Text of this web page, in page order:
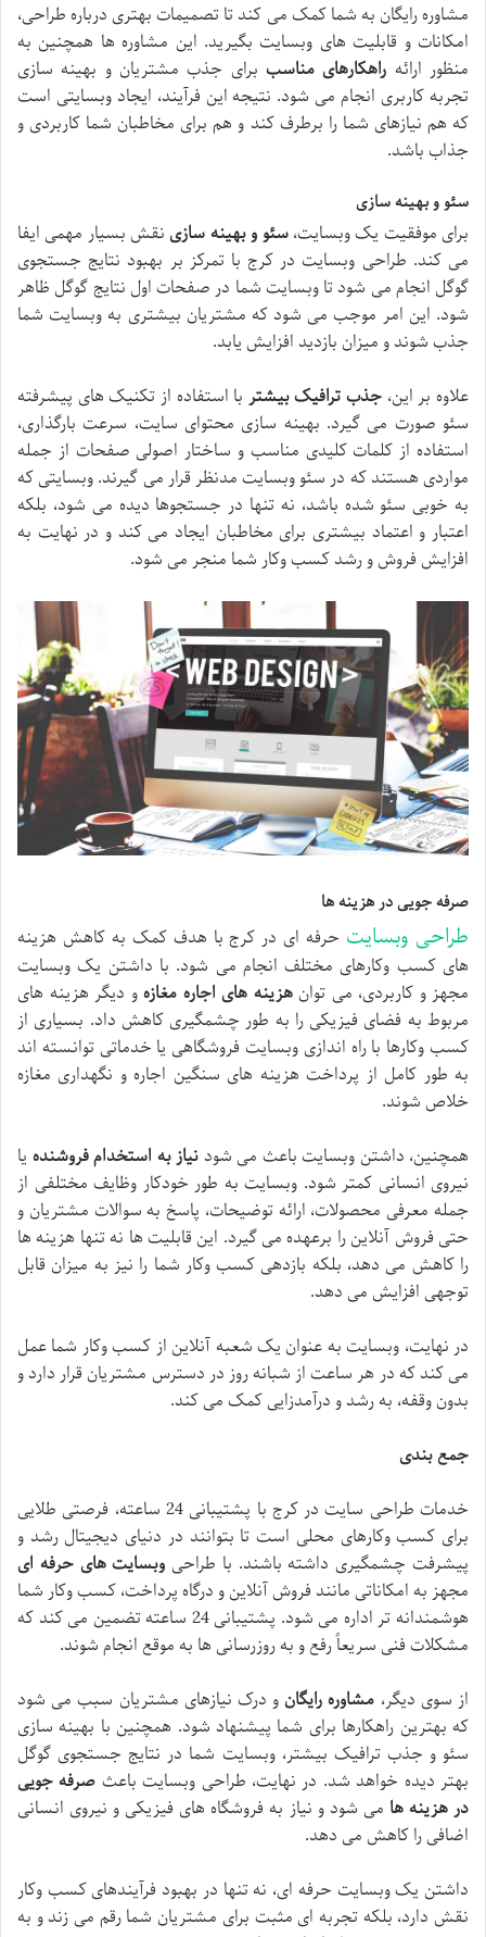
مشاوره رایگان به شما کمک می کند تا تصمیمات بهتری درباره طراحی،
امکانات و قابلیت های وبسایت بگیرید. این مشاوره ها همچنین به
منظور ارائه راهکارهای مناسب برای جذب مشتریان و بهینه سازی
تجربه کاربری انجام می شود. نتیجه این فرآیند، ایجاد وبسایتی است
که هم نیازهای شما را برطرف کند و هم برای مخاطبان شما کاربردی و
جذاب باشد.
سئو و بهینه سازی
برای موفقیت یک وبسایت،سئو و بهینه سازینقش بسیار مهمی ایفا
می کند. طراحی وبسایت در کرج با تمرکز بر بهبود نتایج جستجوی
گوگل انجام می شود تا وبسایت شما در صفحات اول نتایج گوگل ظاهر
شود. این امر موجب می شود که مشتریان بیشتری به وبسایت شما
جذب شوند و میزان بازدید افزایش یابد.
علاوه بر این، جذب ترافیک بیشتر با استفاده از تکنیک های پیشرفته
سئو صورت می گیرد. بهینه سازی محتوای سایت، سرعت بارگذاری،
استفاده از کلمات کلیدی مناسب و ساختار اصولی صفحات از جمله
مواردی هستند که در سئو وبسایت مدنظر قرار می گیرند. وبسایتی که
به خوبی سئو شده باشد، نه تنها در جستجوها دیده می شود، بلکه
اعتبار و اعتماد بیشتری برای مخاطبان ایجاد می کند و در نهایت به
افزایش فروش و رشد کسب وکار شما منجر می شود.
صرفه جویی در هزینه ها
طراحی وبسایت حرفه ای در کرج با هدف کمک به کاهش هزینه
های کسب وکارهای مختلف انجام می شود. با داشتن یک وبسایت
مجهز و کاربردی، می توانهزینه های اجاره مغازهو دیگر هزینه های
مربوط به فضای فیزیکی را به طور چشمگیری کاهش داد. بسیاری از
کسب وکارها با راه اندازی وبسایت فروشگاهی یا خدماتی توانسته اند
به طور کامل از پرداخت هزینه های سنگین اجاره و نگهداری مغازه
خلاص شوند.
همچنین، داشتن وبسایت باعث می شود نیاز به استخدام فروشنده یا
نیروی انسانی کمتر شود. وبسایت به طور خودکار وظایف مختلفی از
جمله معرفی محصولات، ارائه توضیحات، پاسخ به سوالات مشتریان و
حتی فروش آنلاین را برعهده می گیرد. این قابلیت ها نه تنها هزینه ها
را کاهش می دهد، بلکه بازدهی کسب وکار شما را نیز به میزان قابل
توجهی افزایش می دهد.
در نهایت، وبسایت به عنوان یک شعبه آنلاین از کسب وکار شما عمل
می کند که در هر ساعت از شبانه روز در دسترس مشتریان قرار دارد و
بدون وقفه، به رشد و درآمدزایی کمک می کند.
جمع بندی
خدمات طراحی سایت در کرج با پشتیبانی 24 ساعته، فرصتی طلایی
برای کسب وکارهای محلی است تا بتوانند در دنیای دیجیتال رشد و
پیشرفت چشمگیری داشته باشند. با طراحی وبسایت های حرفه ای
مجهز به امکاناتی مانند فروش آنلاین و درگاه پرداخت، کسب وکار شما
هوشمندانه تر اداره می شود. پشتیبانی 24 ساعته تضمین می کند که
مشکلات فنی سریعاً رفع و به روزرسانی ها به موقع انجام شوند.
از سوی دیگر، مشاوره رایگانو درک نیازهای مشتریان سبب می شود
که بهترین راهکارها برای شما پیشنهاد شود. همچنین با بهینه سازی
سئو و جذب ترافیک بیشتر، وبسایت شما در نتایج جستجوی گوگل
بهتر دیده خواهد شد. در نهایت، طراحی وبسایت باعث صرفه جویی
در هزینه ها می شود و نیاز به فروشگاه های فیزیکی و نیروی انسانی
اضافی را کاهش می دهد.
داشتن یک وبسایت حرفه ای، نه تنها در بهبود فرآیندهای کسب وکار
نقش دارد، بلکه تجربه ای مثبت برای مشتریان شما رقم می زند و به